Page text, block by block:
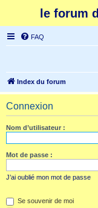
le forum
FAQ
Index du forum
Connexion
Nom d’utilisateur :
Mot de passe :
J’ai oublié mon mot de passe
Se souvenir de moi